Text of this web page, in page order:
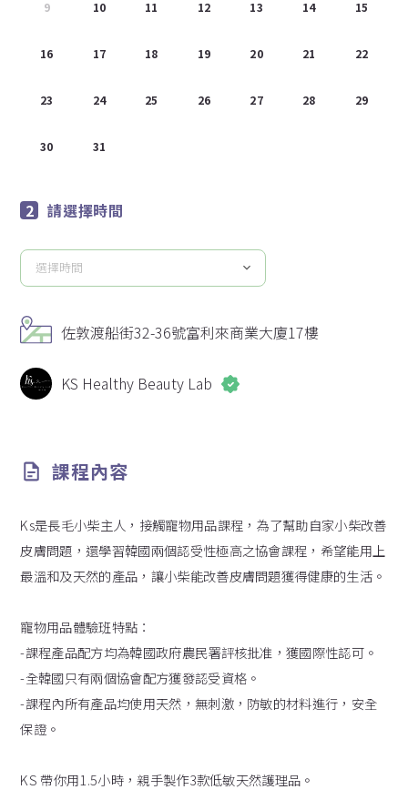
9 10 11 12 13 14 15
16 17 18 19 20 21 22
23 24 25 26 27 28 29
30 31
請選擇時間
選擇時間
請
擇
時
間
佐敦渡船街32-36號富利來商業大廈17樓
KS Healthy Beauty Lab
課程內容
Ks是長毛小柴主人，接觸寵物用品課程，為了幫助自家小柴改善
皮膚問題，還學習韓國兩個認受性極高之協會課程，希望能用上
最溫和及天然的產品，讓小柴能改善皮膚問題獲得健康的生活。
寵物用品體驗班特點：
-課程產品配方均為韓國政府農民署評核批准，獲國際性認可。
-全韓國只有兩個協會配方獲發認受資格。
-課程內所有產品均使用天然，無刺激，防敏的材料進行，安全
保證。
KS 帶你用1.5小時，親手製作3款低敏天然護理品。